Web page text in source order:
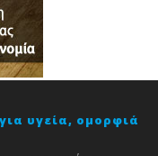
υγεία, ομορφιά